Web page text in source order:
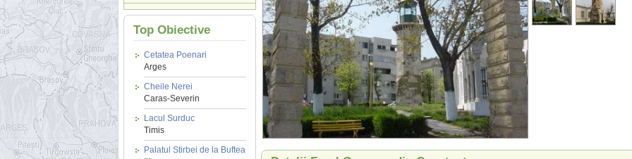
Top Obiective
Cetatea Poenari
Arges
Cheile Nerei
Caras-Severin
Lacul Surduc
Timis
Palatul Stirbei de la Buftea